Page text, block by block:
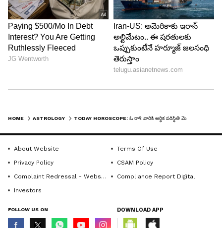
నిర్ణయాలలో సొంత ఆలోచనలు శ్రేయస్కరం.మానసిక
ప్రశాంతత.తలపెట్టిన పనిలో విజయం సాధిస్తారు. తలపెట్టిన
పనులు పూర్తి చేస్తారు. విద్యార్థులకు అనుకూలం. సోదరుల
నుండి సహాయ సహకారాలు అందుతాయి. నూతన వస్తు
అనవసరమైన ఆలోచనలు చేస్తారు. అనుకోని విధంగా
HOME ASTROLOGY
About Website
Terms Of Use
Privacy Policy
CSAM Policy
Complaint Redressal - Website
Compliance Report Digital
Investors
FOLLOW US ON DOWNLOAD APP